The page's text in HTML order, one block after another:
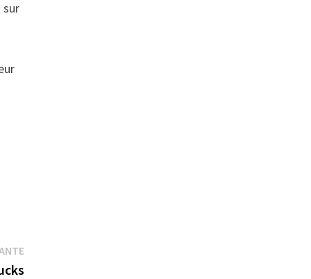
sur
Publication
suivante :